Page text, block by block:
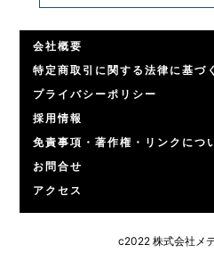
会社概要
特定商取引に関する法律に基づ
プライバシーポリシー
採用情報
免責事項・著作権・リンクにつ
お問合せ
アクセス
c2022 株式会社メ